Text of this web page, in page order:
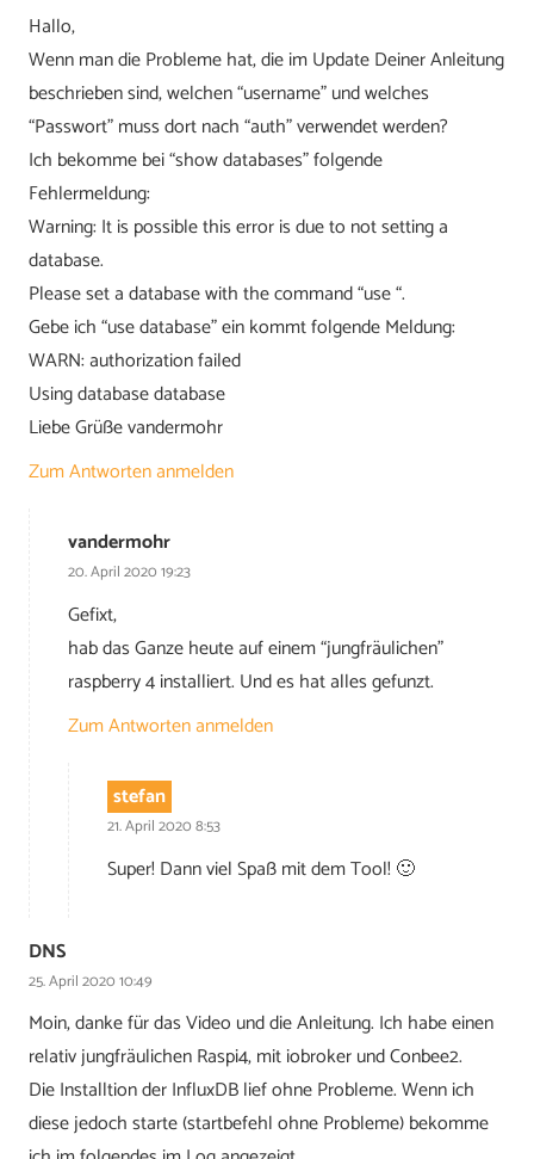
Hallo,
Wenn man die Probleme hat, die im Update Deiner Anleitung
beschrieben sind, welchen “username” und welches
“Passwort” muss dort nach “auth” verwendet werden?
Ich bekomme bei “show databases” folgende
Fehlermeldung:
Warning: It is possible this error is due to not setting a
database.
Please set a database with the command “use “.
Gebe ich “use database” ein kommt folgende Meldung:
WARN: authorization failed
Using database database
Liebe Grüße vandermohr
Zum Antworten anmelden
vandermohr
20. April 2020 19:23
Gefixt,
hab das Ganze heute auf einem “jungfräulichen”
raspberry 4 installiert. Und es hat alles gefunzt.
Zum Antworten anmelden
stefan
21. April 2020 8:53
Super! Dann viel Spaß mit dem Tool! 🙂
DNS
25. April 2020 10:49
Moin, danke für das Video und die Anleitung. Ich habe einen
relativ jungfräulichen Raspi4, mit iobroker und Conbee2.
Die Installtion der InfluxDB lief ohne Probleme. Wenn ich
diese jedoch starte (startbefehl ohne Probleme) bekomme